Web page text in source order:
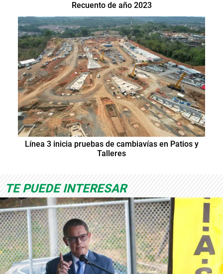
Recuento de año 2023
Línea 3 inicia pruebas de cambiavías en Patios y
Talleres
TE PUEDE INTERESAR